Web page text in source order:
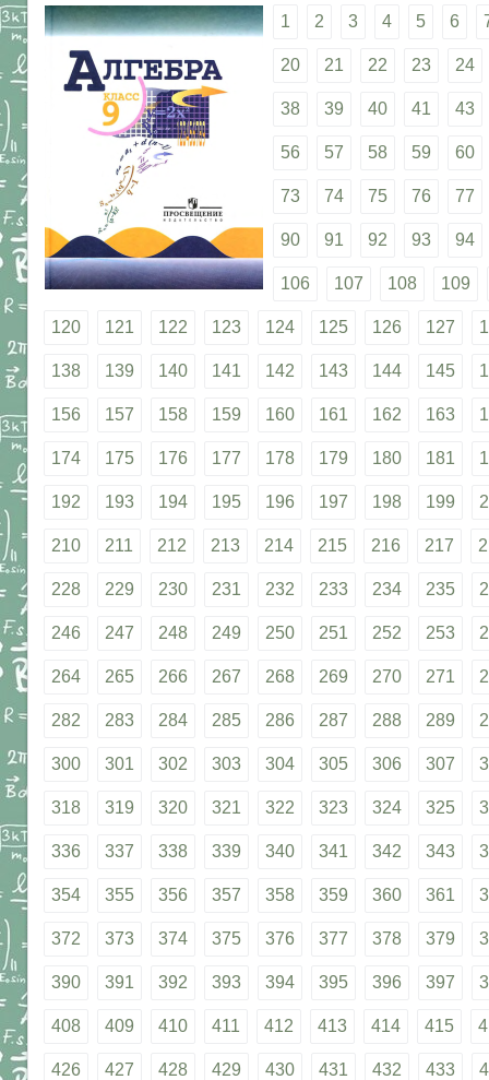
1 2 3 4 5 6
20 21 22 23 24
38 39 40 41 43
56 57 58 59 60
73 74 75 76 77
90 91 92 93 94
106 107 108 109
120 121 122 123 124 125 126 127
138 139 140 141 142 143 144 145
156 157 158 159 160 161 162 163
174 175 176 177 178 179 180 181
192 193 194 195 196 197 198 199
210 211 212 213 214 215 216 217
228 229 230 231 232 233 234 235
246 247 248 249 250 251 252 253
264 265 266 267 268 269 270 271
282 283 284 285 286 287 288 289
300 301 302 303 304 305 306 307
318 319 320 321 322 323 324 325
336 337 338 339 340 341 342 343
354 355 356 357 358 359 360 361
372 373 374 375 376 377 378 379
390 391 392 393 394 395 396 397
408 409 410 411 412 413 414 415
426 427 428 429 430 431 432 433